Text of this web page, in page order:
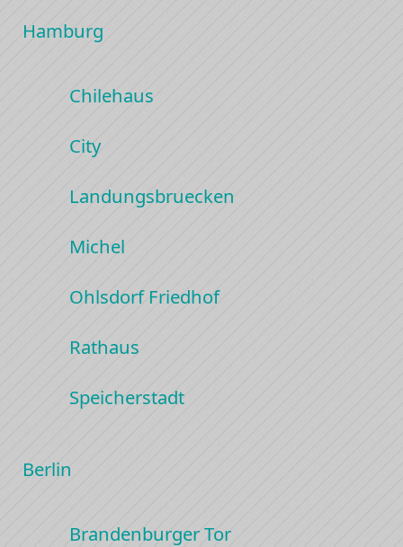
Hamburg
Chilehaus
City
Landungsbruecken
Michel
Ohlsdorf Friedhof
Rathaus
Speicherstadt
Berlin
Brandenburger Tor